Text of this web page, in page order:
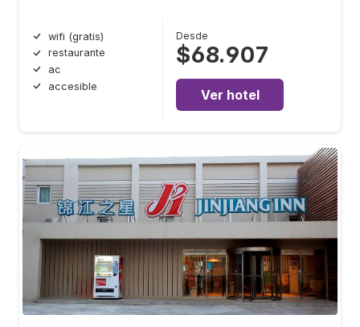
wifi (gratis)
restaurante
ac
accesible
Desde
$68.907
Ver hotel